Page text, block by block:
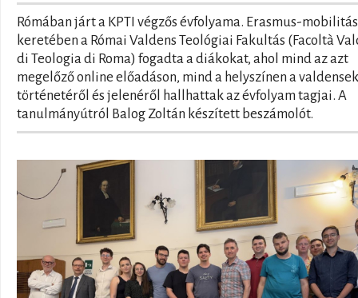
Rómában járt a KPTI végzős évfolyama. Erasmus-mobilitás
keretében a Római Valdens Teológiai Fakultás (Facoltà
di Teologia di Roma) fogadta a diákokat, ahol mind az azt
megelőző online előadáson, mind a helyszínen a valdensek
történetéről és jelenéről hallhattak az évfolyam tagjai. A
tanulmányútról Balog Zoltán készített beszámolót.